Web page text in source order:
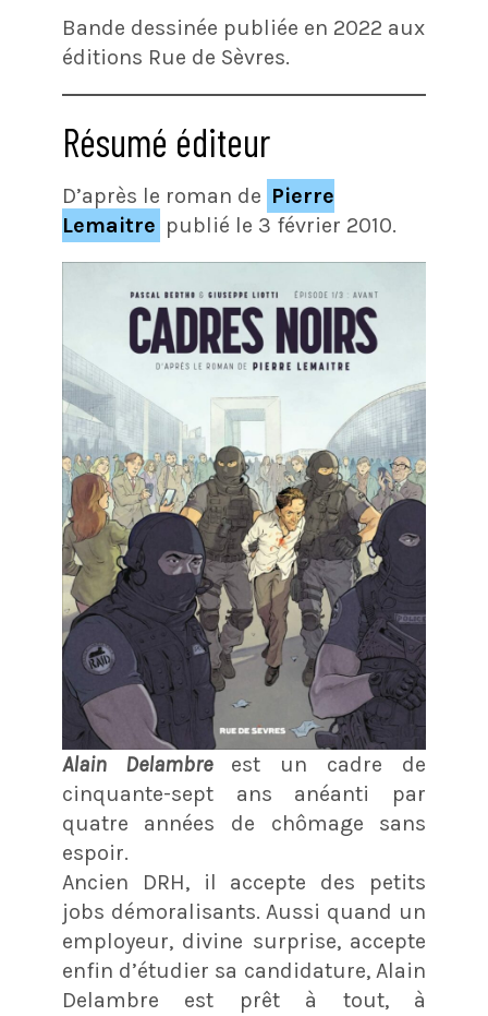
Bande dessinée publiée en 2022 aux
éditions Rue de Sèvres.
Résumé éditeur
D’après le roman de Pierre
Lemaitre publié le 3 février 2010.
Alain Delambre est un cadre de
cinquante-sept ans anéanti par
quatre années de chômage sans
espoir.
Ancien DRH, il accepte des petits
jobs démoralisants. Aussi quand un
employeur, divine surprise, accepte
enfin d’étudier sa candidature, Alain
Delambre est prêt à tout, à